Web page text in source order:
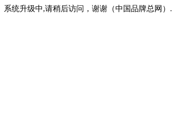
系统升级中,请稍后访问，谢谢（中国品牌总网）.